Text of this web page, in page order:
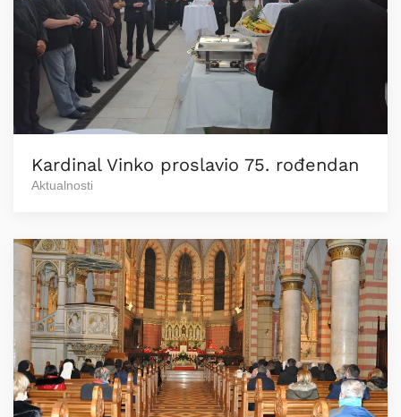
Kardinal Vinko proslavio 75. rođendan
Aktualnosti